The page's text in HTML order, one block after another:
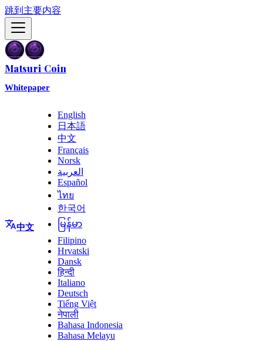
跳到主要内容
Matsuri Coin
Whitepaper
中文
English
日本語
中文
Français
Norsk
العربية
Español
ไทย
한국어
မြန်မာ
Filipino
Hrvatski
Dansk
हिन्दी
Italiano
Deutsch
Tiếng Việt
नेपाली
Bahasa Indonesia
Bahasa Melayu